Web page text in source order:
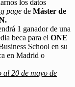
los datos
page de Máster de
1 ganador de una
beca para el ONE
School en su
en Madrid o
al 20 de mayo de